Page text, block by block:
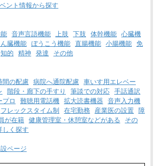
ント情報から探す
音声言語機能 上肢 下肢 体幹機能 心臓機
ん臓機能 ぼうこう機能 直腸機能 小腸機能 免
知的 精神 発達 その他
間の配慮 病院へ通院配慮 車いす用エレベー
階段・廊下の手すり 筆談での対応 手話通訳
プロ 難聴用電話機 拡大読書機器
音声入力機
フレックスタイム制 在宅勤務 産業医の設置
障
が在籍 健康管理室・休憩室などがある
その
しく探す
ページ